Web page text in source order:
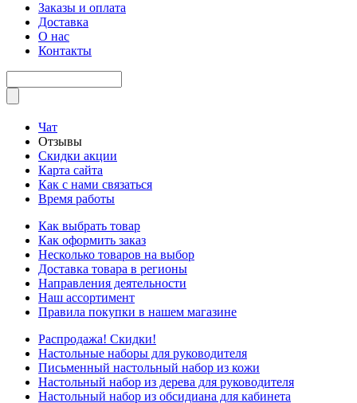
Заказы и оплата
Доставка
О нас
Контакты
Чат
Отзывы
Скидки акции
Карта сайта
Как с нами связаться
Время работы
Как выбрать товар
Как оформить заказ
Несколько товаров на выбор
Доставка товара в регионы
Направления деятельности
Наш ассортимент
Правила покупки в нашем магазине
Распродажа! Скидки!
Настольные наборы для руководителя
Письменный настольный набор из кожи
Настольный набор из дерева для руководителя
Настольный набор из обсидиана для кабинета